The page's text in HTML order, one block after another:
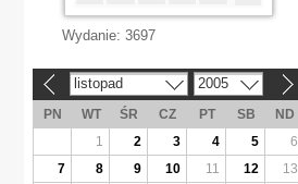
Wydanie: 3697
listopad 2005
PN WT ŚR CZ PT SB
ND
1
2 3 4 5
6
7
8 9 10 11 12
13